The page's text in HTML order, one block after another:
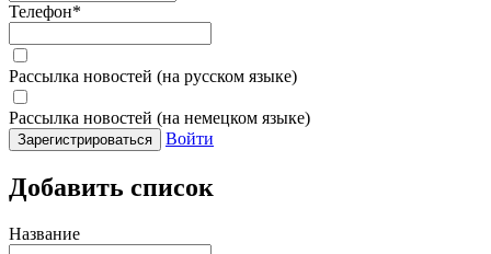
Телефон*
Рассылка новостей (на русском языке)
Рассылка новостей (на немецком языке)
Зарегистрироваться Войти
Добавить список
Название